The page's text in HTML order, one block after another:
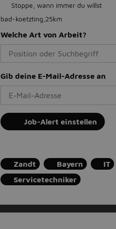
Stoppe, wann immer du willst
bad-koetzting,25km
Welche Art von Arbeit?
Gib deine E-Mail-Adresse an
Job-Alert einstellen
Zandt Bayern IT
Servicetechniker